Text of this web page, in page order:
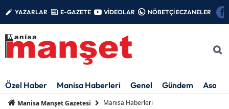
YAZARLAR E-GAZETE VİDEOLAR NÖBETÇİ ECZANELER
Özel Haber Manisa Haberleri Genel Gündem Asayiş
Manisa Manşet Gazetesi Manisa Haberleri